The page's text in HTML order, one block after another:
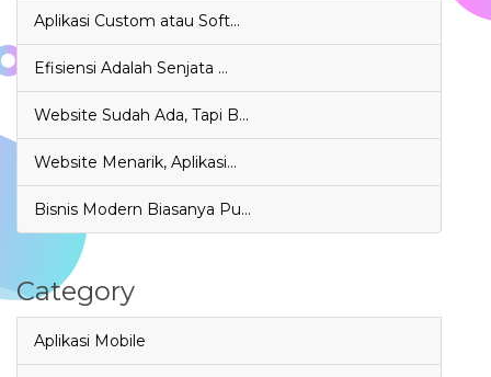
Aplikasi Custom atau Soft…
Efisiensi Adalah Senjata …
Website Sudah Ada, Tapi B…
Website Menarik, Aplikasi…
Bisnis Modern Biasanya Pu…
Category
Aplikasi Mobile